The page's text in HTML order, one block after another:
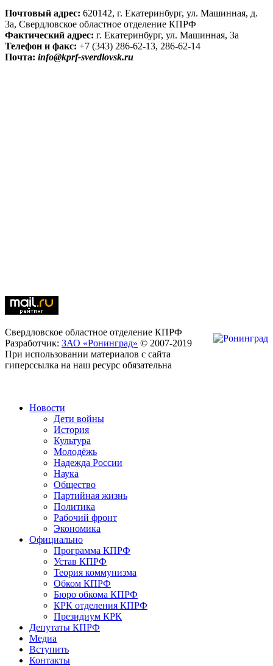
Почтовый адрес: 620142, г. Екатеринбург, ул. Машинная, д.
3а, Свердловское областное отделение КПРФ
Фактический адрес: г. Екатеринбург, ул. Машинная, 3а
Телефон и факс: +7 (343) 286-62-13, 286-62-14
Почта: info@kprf-sverdlovsk.ru
Свердловское областное отделение КПРФ
Разработчик: ЗАО «Ронинград» © 2007-2019
При использовании материалов с сайта
гиперссылка на наш ресурс обязательна
Новости
Дети войны
История
Культура
Молодёжь
Надежда России
Наука
Общество
Партийная жизнь
Политика
Рабочий фронт
Экономика
Официально
Программа КПРФ
Устав КПРФ
Теория коммунизма
Обком КПРФ
Бюро обкома КПРФ
КРК отделения КПРФ
Президиум КРК
Депутаты КПРФ
Медиа
Вступить
Контакты